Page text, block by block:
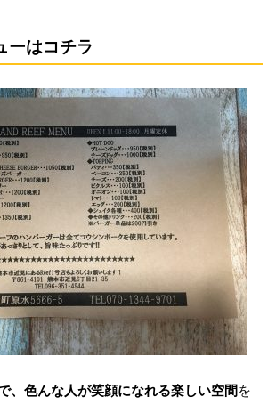
ーはコチラ
、色んな人が笑顔になれる楽しい空間を